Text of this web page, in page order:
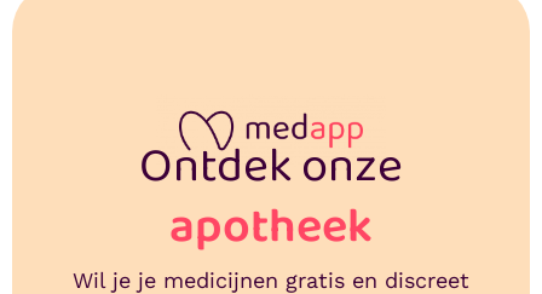
Ontdek onze
apotheek
Wil je je medicijnen gratis en discreet